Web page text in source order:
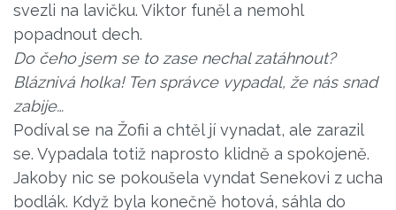
svezli na lavičku. Viktor funěl a nemohl
popadnout dech.
Do čeho jsem se to zase nechal zatáhnout?
Bláznivá holka! Ten správce vypadal, že nás snad
zabije…
Podíval se na Žofii a chtěl jí vynadat, ale zarazil
se. Vypadala totiž naprosto klidně a spokojeně.
Jakoby nic se pokoušela vyndat Senekovi z ucha
bodlák. Když byla konečně hotová, sáhla do